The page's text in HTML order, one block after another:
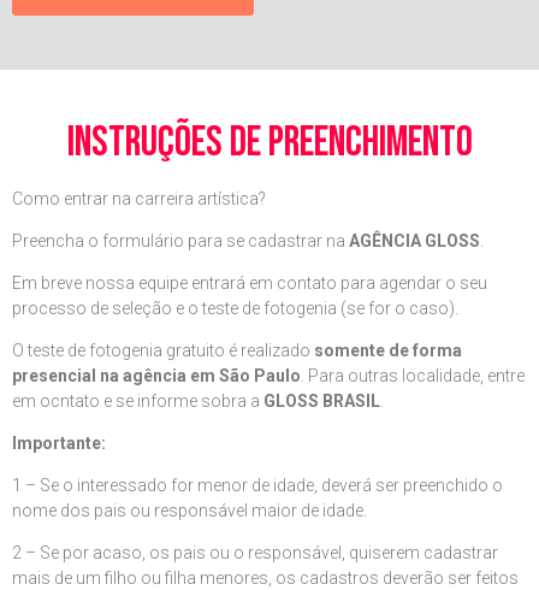
instruções de preenchimento
Como entrar na carreira artística?
Preencha o formulário para se cadastrar na AGÊNCIA GLOSS
Em breve nossa equipe entrará em contato para agendar o seu
processo de seleção e o teste de fotogenia (se for o caso).
O teste de fotogenia gratuito é realizado somente de forma
presencial na agência em São Paulo . Para outras localidade, entre
em ocntato e se informe sobra a GLOSS BRASIL
Importante:
1 – Se o interessado for menor de idade, deverá ser preenchido o
nome dos pais ou responsável maior de idade.
2 – Se por acaso, os pais ou o responsável, quiserem cadastrar
mais de um filho ou filha menores, os cadastros deverão ser feitos